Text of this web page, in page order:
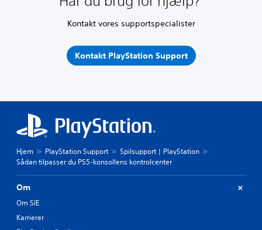
Kontakt vores supportspecialister
Kontakt PlayStation Support
Hjem PlayStation Support
Spilsupport | PlayStation
Sådan tilpasser du PS5-konsollens kontrolcenter
Om
Om SIE
Karrierer